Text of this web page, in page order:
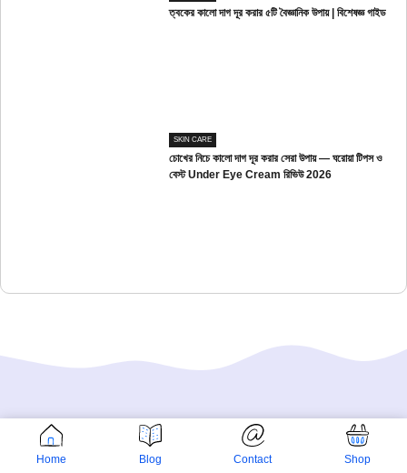
Home Blog Contact Shop
ত্বকের কালো দাগ দূর করার ৫টি বৈজ্ঞানিক উপায় | বিশেষজ্ঞ গাইড
SKIN CARE
চোখের নিচে কালো দাগ দূর করার সেরা উপায় — ঘরোয়া টিপস ও
বেস্ট Under Eye Cream রিভিউ 2026